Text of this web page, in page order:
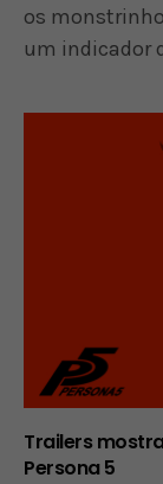
os
um indicador
Trailers
Persona 5